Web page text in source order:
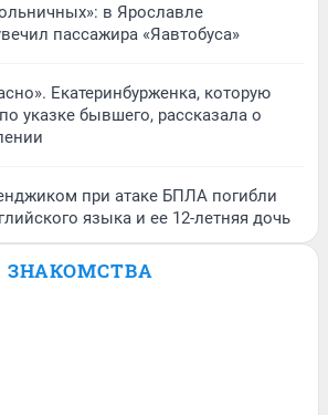
в Ярославле
пассажира «Яавтобуса»
Екатеринбурженка, которую
указке бывшего, рассказала о
при атаке БПЛА погибли
языка и ее 12-летняя дочь
ЗНАКОМСТВА